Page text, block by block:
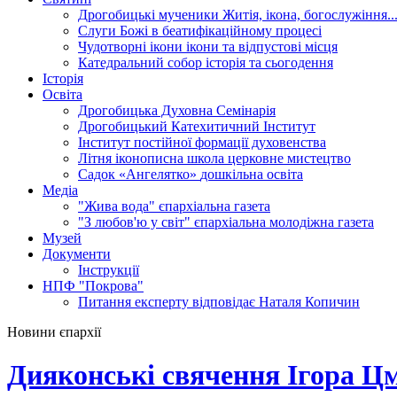
Дрогобицькі мученики Житія, ікона, богослужіння...
Слуги Божі в беатифікаційному процесі
Чудотворні ікони ікони та відпустові місця
Катедральний собор історія та сьогодення
Історія
Освіта
Дрогобицька Духовна Семінарія
Дрогобицький Катехитичний Інститут
Інститут постійної формації духовенства
Літня іконописна школа церковне мистецтво
Садок «Ангелятко» дошкільна освіта
Медіа
"Жива вода" єпархіальна газета
"З любов'ю у світ" єпархіальна молодіжна газета
Музей
Документи
Інструкції
НПФ "Покрова"
Питання експерту відповідає Наталя Копичин
Новини єпархії
Дияконські свячення Ігора